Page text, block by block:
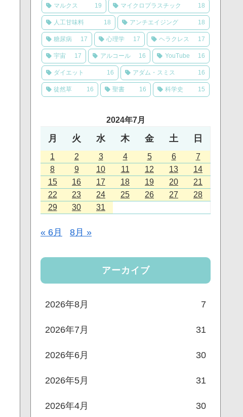
マルクス 19 マイクロプラスチック 18
人工甘味料 18 アンチエイジング 18
糖尿病 17 心理学 17 ヘラクレス 17
宇宙 17 アルコール 16 YouTube 16
ダイエット 16 アダム・スミス 16
徒然草 16 聖書 16 科学史 15
2024年7月
月 火 水 木 金 土 日
1 2 3 4 5 6
7
8
9 10 11 12 13
14
15
16 17 18 19 20
21
22
23 24 25 26 27
28
29
30 31
« 6月 8月 »
アーカイブ
2026年8月 7
2026年7月 31
2026年6月 30
2026年5月 31
2026年4月 30